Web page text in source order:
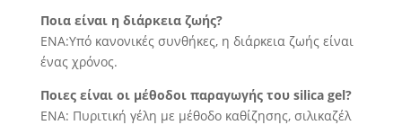
Ποια είναι η διάρκεια ζωής?
ΕΝΑ:Υπό κανονικές συνθήκες, η διάρκεια ζωής είναι
ένας χρόνος.
Ποιες είναι οι μέθοδοι παραγωγής του silica gel?
ΕΝΑ: Πυριτική γέλη με μέθοδο καθίζησης, σιλικαζέλ